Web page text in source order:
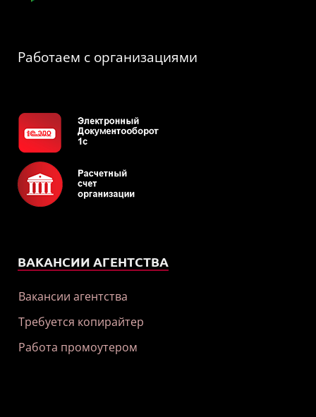
Работаем с организациями
ВАКАНСИИ АГЕНТСТВА
Вакансии агентства
Требуется копирайтер
Работа промоутером